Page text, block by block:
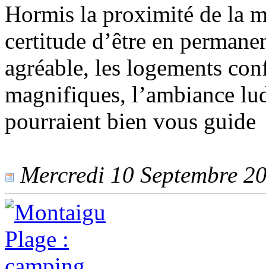
Hormis la proximité de la
certitude d’être en
agréable, les logements
magnifiques, l’ambiance
pourraient bien vous guide
Mercredi 10 Septembre